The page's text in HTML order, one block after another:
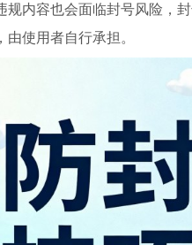
规内容也会面临封号风险，
由使用者自行承担。